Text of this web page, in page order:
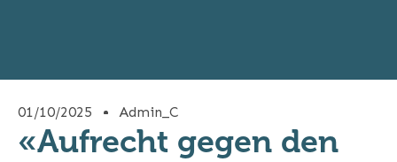
01/10/2025 Admin_C
«Aufrecht gegen den